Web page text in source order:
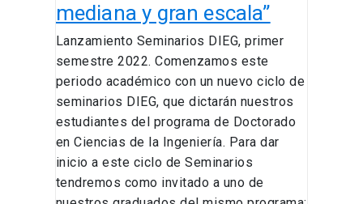
mediana y gran escala”
Lanzamiento Seminarios DIEG, primer
semestre 2022. Comenzamos este
periodo académico con un nuevo ciclo de
seminarios DIEG, que dictarán nuestros
estudiantes del programa de Doctorado
en Ciencias de la Ingeniería. Para dar
inicio a este ciclo de Seminarios
tendremos como invitado a uno de